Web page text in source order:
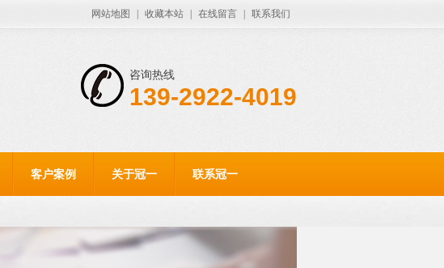
网站地图 收藏本站 在线留言 联系我们
咨询热线
139-2922-4019
客户案例 关于冠一 联系冠一